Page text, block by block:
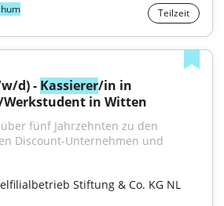
Teilzeit
d) - Kassierer/in in
in Witten
fünf Jahrzehnten zu den
Discount-Unternehmen und
Stiftung & Co. KG NL